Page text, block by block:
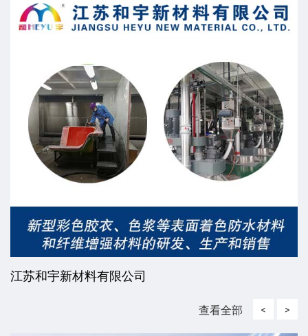
江苏和宇新材料有限公司
查看全部 < >